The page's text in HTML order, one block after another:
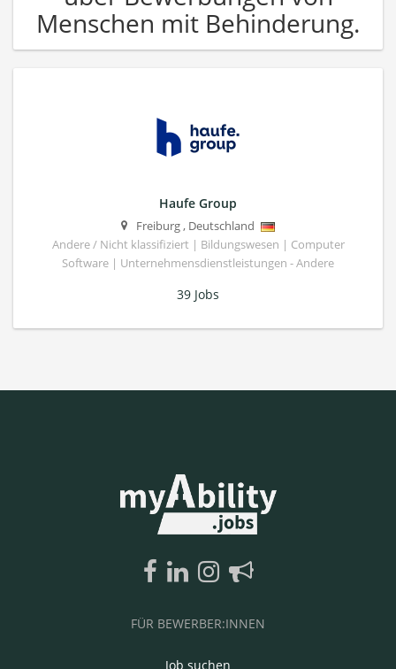
Menschen mit Behinderung.
Haufe Group
Freiburg, Deutschland
Andere / Nicht klassifiziert | Bildungswesen | Computer
Software | Unternehmensdienstleistungen - Andere
39 Jobs
FÜR BEWERBER:INNEN
Job suchen